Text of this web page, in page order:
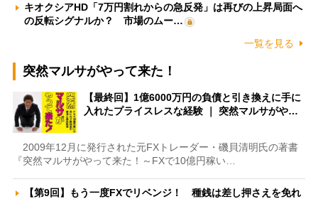
キオクシアHD「7万円割れからの急反発」は再びの上昇局面へ
の反転シグナルか？ 市場のムー…
一覧を見る
突然マルサがやって来た！
【最終回】1億6000万円の負債と引き換えに手に
入れたプライスレスな経験 ｜ 突然マルサがや…
2009年12月に発行された元FXトレーダー・磯貝清明氏の著書
『突然マルサがやって来た！～FXで10億円稼い…
【第9回】もう一度FXでリベンジ！ 種銭は差し押さえを免れ